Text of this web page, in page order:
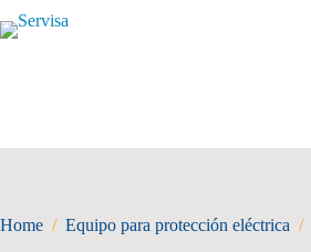
to
Home / Equipo para protección eléctrica /